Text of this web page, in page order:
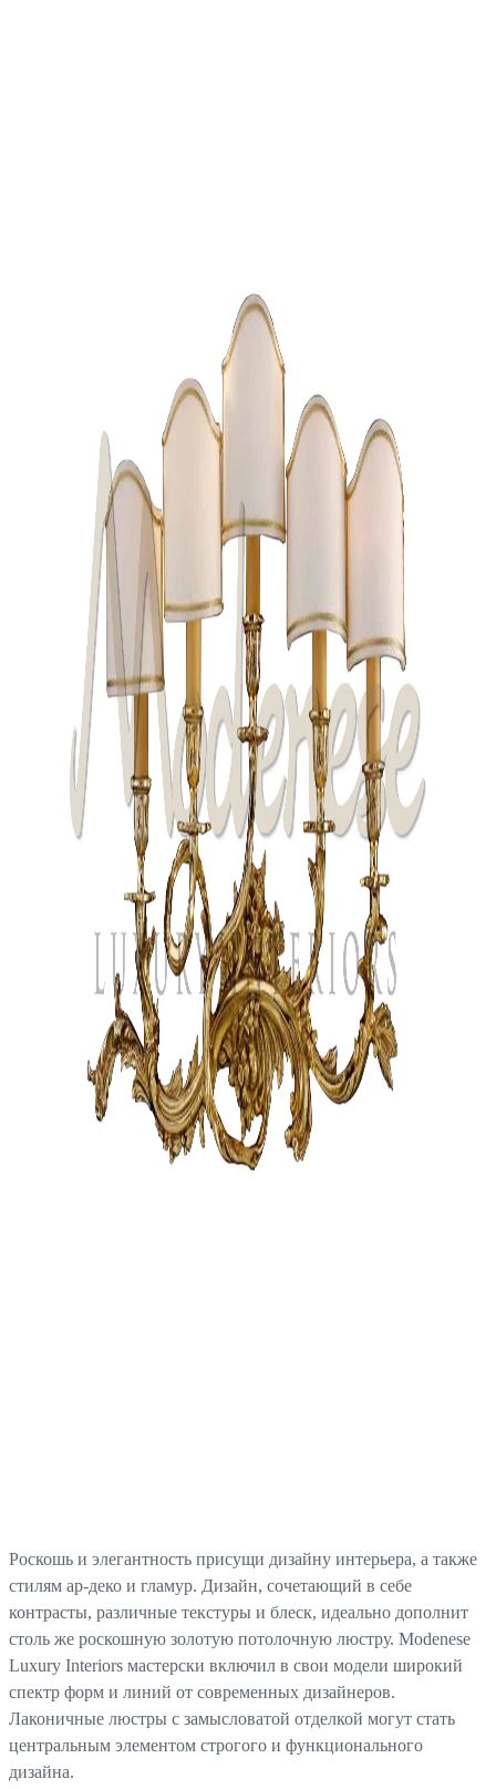
Роскошь и элегантность присущи дизайну интерьера, а также
стилям ар-деко и гламур. Дизайн, сочетающий в себе
контрасты, различные текстуры и блеск, идеально дополнит
столь же роскошную золотую потолочную люстру. Modenese
Luxury Interiors мастерски включил в свои модели широкий
спектр форм и линий от современных дизайнеров.
Лаконичные люстры с замысловатой отделкой могут стать
центральным элементом строгого и функционального
дизайна.